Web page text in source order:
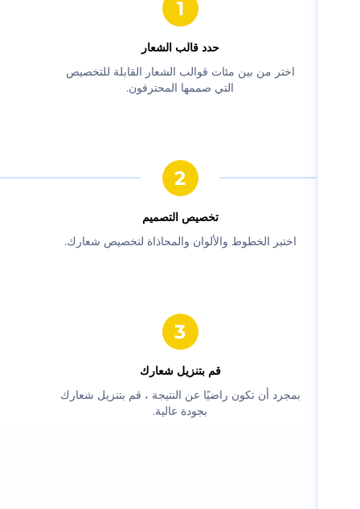
حدد قالب الشعار
‫اختر من بين مئات قوالب الشعار القابلة للتخصيص
التي صممها المحترفون.‬
‫تخصيص التصميم‬
‫اختبر الخطوط والألوان والمحاذاة لتخصيص شعارك.‬
‫قم بتنزيل شعارك‬
‫بمجرد أن تكون راضيًا عن النتيجة ، قم بتنزيل شعارك
بجودة عالية.‬